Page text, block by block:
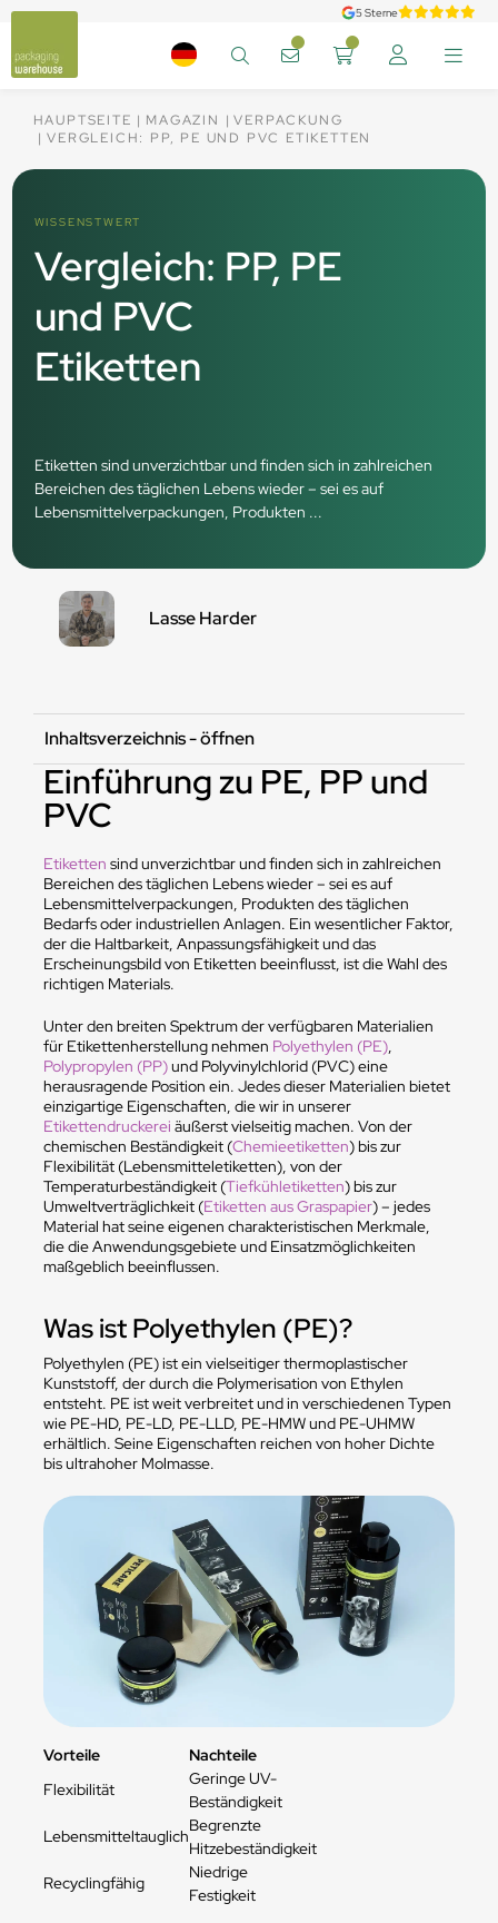
5 Sterne
HAUPTSEITE MAGAZIN
VERPACKUNG
VERGLEICH: PP, PE UND PVC ETIKETTEN
WISSENSTWERT
Vergleich: PP, PE
und PVC
Etiketten
Etiketten sind unverzichtbar und finden sich in zahlreichen
Bereichen des täglichen Lebens wieder – sei es auf
Lebensmittelverpackungen, Produkten ...
Inhaltsverzeichnis - öffnen
Einführung zu PE, PP und
PVC
Etiketten sind unverzichtbar und finden sich in zahlreichen
Bereichen des täglichen Lebens wieder – sei es auf
Lebensmittelverpackungen, Produkten des täglichen
Bedarfs oder industriellen Anlagen. Ein wesentlicher Faktor,
der die Haltbarkeit, Anpassungsfähigkeit und das
Erscheinungsbild von Etiketten beeinflusst, ist die Wahl des
richtigen Materials.
Unter den breiten Spektrum der verfügbaren Materialien
für Etikettenherstellung nehmen Polyethylen (PE),
Polypropylen (PP)und Polyvinylchlorid (PVC) eine
herausragende Position ein. Jedes dieser Materialien bietet
einzigartige Eigenschaften, die wir in unserer
Etikettendruckerei äußerst vielseitig machen. Von der
chemischen Beständigkeit (Chemieetiketten) bis zur
Flexibilität (Lebensmitteletiketten), von der
Temperaturbeständigkeit (Tiefkühletiketten) bis zur
Umweltverträglichkeit (Etiketten aus Graspapier) – jedes
Material hat seine eigenen charakteristischen Merkmale,
die die Anwendungsgebiete und Einsatzmöglichkeiten
maßgeblich beeinflussen.
Was ist Polyethylen (PE)?
Polyethylen (PE) ist ein vielseitiger thermoplastischer
Kunststoff, der durch die Polymerisation von Ethylen
entsteht. PE ist weit verbreitet und in verschiedenen Typen
wie PE-HD, PE-LD, PE-LLD, PE-HMW und PE-UHMW
erhältlich. Seine Eigenschaften reichen von hoher Dichte
bis ultrahoher Molmasse.
Vorteile
Nachteile
Flexibilität
Geringe UV-
Beständigkeit
Lebensmitteltauglich
Begrenzte
Hitzebeständigkeit
Recyclingfähig
Niedrige
Festigkeit
Lasse Harder